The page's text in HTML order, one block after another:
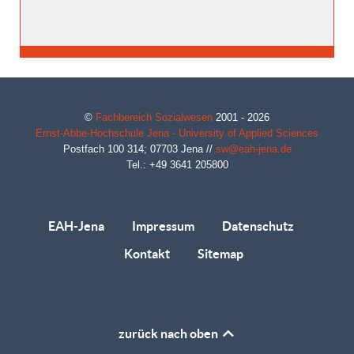
© Fachbereich Sozialwesen 2001 - 2026
Ernst-Abbe-Hochschule Jena - University of Applied Sciences
Postfach 100 314; 07703 Jena// sw@eah-jena.de
Tel.: +49 3641 205800
EAH-Jena Impressum
Datenschutz
Kontakt
Sitemap
zurück nach oben